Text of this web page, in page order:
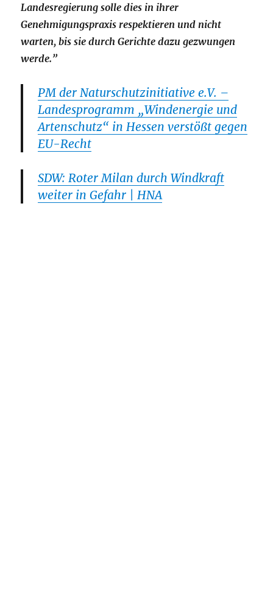
Landesregierung solle dies in ihrer
Genehmigungspraxis respektieren und nicht
warten, bis sie durch Gerichte dazu gezwungen
werde.”
PM der Naturschutzinitiative e.V. –
Landesprogramm „Windenergie und
Artenschutz“ in Hessen verstößt gegen
EU-Recht
SDW: Roter Milan durch Windkraft
weiter in Gefahr | HNA